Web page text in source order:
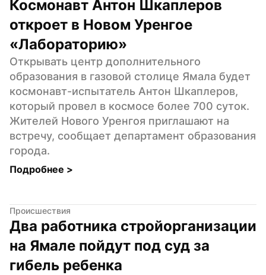
Космонавт Антон Шкаплеров
откроет в Новом Уренгое
«Лабораторию»
Открывать центр дополнительного
образования в газовой столице Ямала будет
космонавт-испытатель Антон Шкаплеров,
который провел в космосе более 700 суток.
Жителей Нового Уренгоя приглашают на
встречу, сообщает департамент образования
города.
Подробнее >
Происшествия
Два работника стройорганизации
на Ямале пойдут под суд за
гибель ребенка